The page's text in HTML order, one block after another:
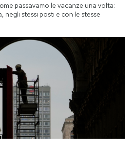
passavamo le vacanze una volta:
negli stessi posti e con le stesse